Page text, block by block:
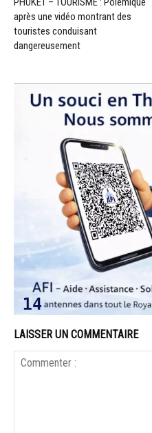
après une vidéo montrant des
touristes conduisant
dangereusement
LAISSER UN COMMENTAIRE